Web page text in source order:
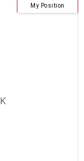
My Position